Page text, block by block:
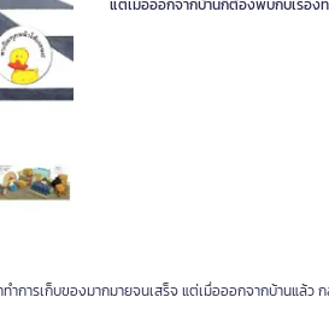
ำการเก็บของมากมายจนเสร็จ แต่เมื่อออกจากบ้าน